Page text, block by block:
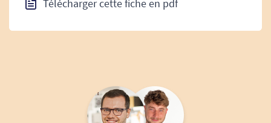
Télécharger cette fiche en pdf